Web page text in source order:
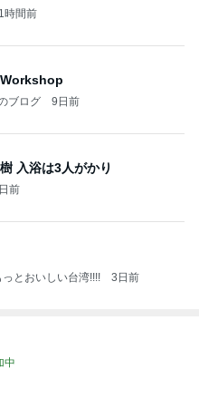
時間前
ブログ 9日前
入浴は3人がかり
前
とおいしい台湾!!!! 3日前
中